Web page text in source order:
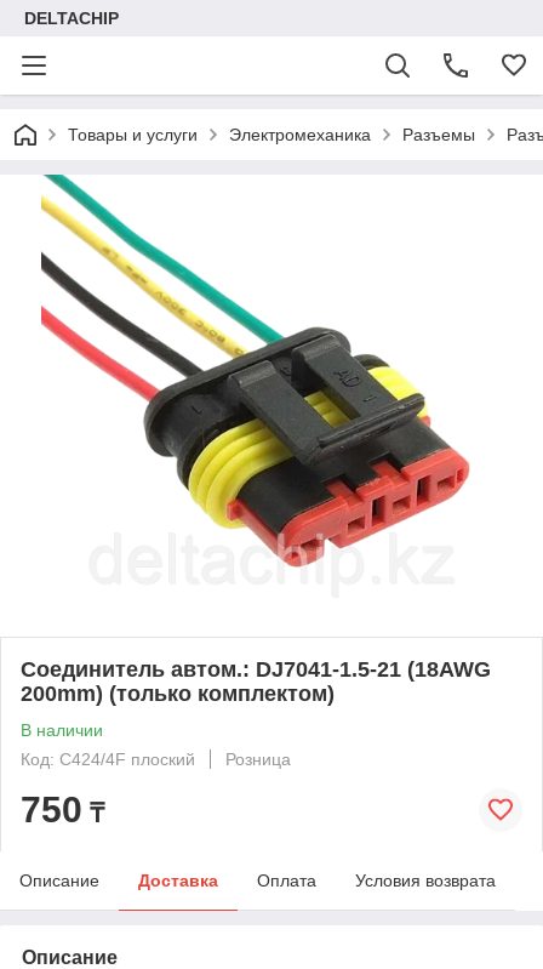
DELTACHIP
Товары и услуги Электромеханика Разъемы
Соединитель автом.: DJ7041-1.5-21 (18AWG
200mm) (только комплектом)
В наличии
Код: C424/4F плоский
Розница
750 ₸
Описание Доставка Оплата Условия возврата
Описание